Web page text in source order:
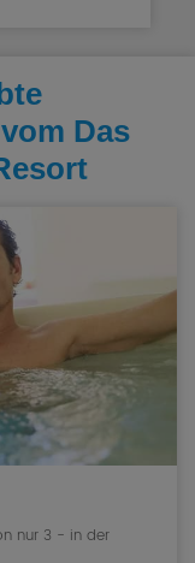
Das
nur 3 - in der